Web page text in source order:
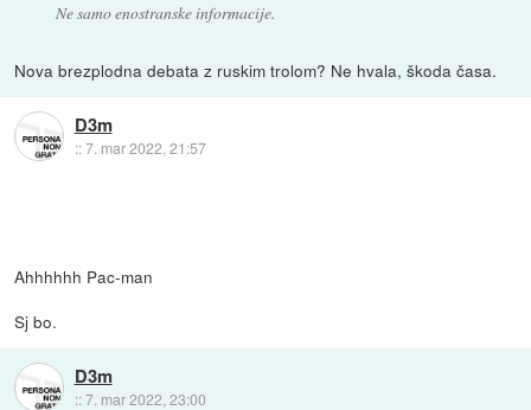
Ne samo enostranske informacije.
Nova brezplodna debata z ruskim trolom? Ne hvala, škoda časa.
D3m
::7. mar 2022, 21:57
Ahhhhhh Pac-man
Sj bo.
D3m
::7. mar 2022, 23:00